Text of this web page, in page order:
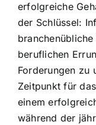
erfolgreiche
der Schlüssel:
beruflichen
Forderungen zu
Zeitpunkt für
einem
während der